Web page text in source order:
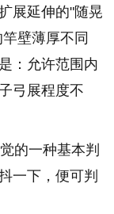
展延伸的"随晃
壁薄厚不同
：允许范围内
弓展程度不
的一种基本判
一下，便可判